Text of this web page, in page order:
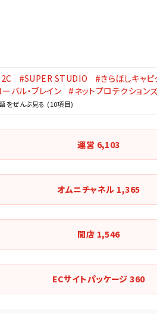
#SUPER STUDIO #きらぼしキャピ
バル・ブレイン
#ネットプロテクション
運営 6,103
オムニチャネル 1,365
開店 1,546
ECサイトパッケージ360